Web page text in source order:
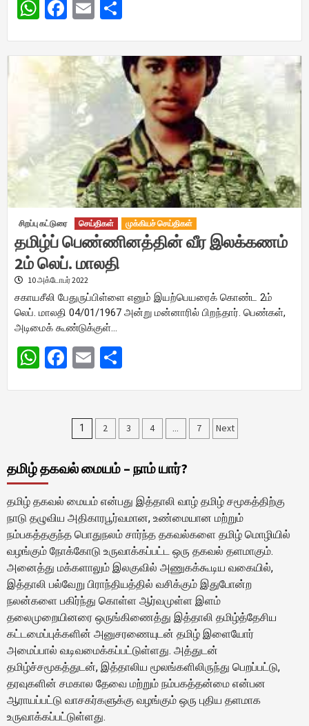
WhatsApp
Facebook
Email
சிறப்பு கட்டுரை செய்திகள் முக்கியச் செய்திகள்
தமிழ்ப் பெண்ணினத்தின் வீர இலக்கணம்
2ம் லெப். மாலதி
10 அக்டோபர் 2022
சகாயசீலி பேதுருப்பிள்ளை எனும் இயற்பெயரைக் கொண்ட 2ம்
லெப். மாலதி 04/01/1967 அன்று மன்னாரில் பிறந்தார். பெண்கள்,
அடிமைக் கூண்டுக்குள்…
WhatsApp
Facebook
Email
Posts
pagination
1 2 3 4 7 Next
தமிழ் தகவல் மையம் – நாம் யார்?
தமிழ் தகவல் மையம் என்பது இத்தாலி வாழ் தமிழ் சமூகத்திற்கு
நாடு தழுவிய அதிகாரபூர்வமான, உண்மையான மற்றும்
நம்பகத்தகுந்த பொதுநலம் சார்ந்த தகவல்களை தமிழ் மொழியில்
வழங்கும் நோக்கோடு உருவாக்கப்பட்ட ஒரு தகவல் தளமாகும்.
அனைத்து மக்களாலும் இலகுவில் அணுகக்கூடிய வகையில்,
இத்தாலி பல்வேறு பிராந்தியத்தில் வசிக்கும் இதுபோன்ற
நலன்களை பகிர்ந்து கொள்ள ஆர்வமுள்ள இளம்
தலைமுறையினரை ஒருங்கிணைத்து இத்தாலி தமிழ்த்தேசிய
கட்டமைப்புக்களின் அனுசரணையுடன் தமிழ் இளையோர்
அமைப்பால் வடிவமைக்கப்பட்டுள்ளது. அத்துடன்
தமிழ்ச்சமூகத்துடன், இத்தாலிய மூலங்களிலிருந்து பெறப்பட்டு,
தரவுகளின் சமகால தேவை மற்றும் நம்பகத்தன்மை என்பன
ஆராயப்பட்டு வாசகர்களுக்கு வழங்கும் ஒரு புதிய தளமாக
உருவாக்கப்பட்டுள்ளது.